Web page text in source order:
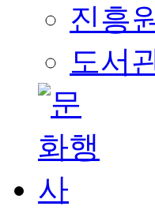
진흥
도서